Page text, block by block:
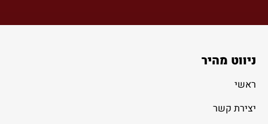
ניווט מהיר
ראשי
יצירת קשר